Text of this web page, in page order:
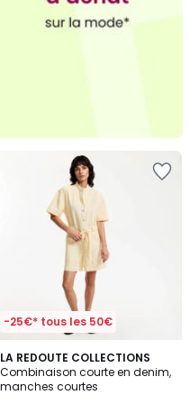
-25€* tous les 50€
LA REDOUTE COLLECTIONS
Combinaison courte en denim,
manches courtes